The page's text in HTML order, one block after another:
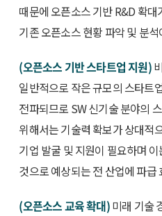
때문에 오픈소스 기반 R&D 확
기존 오픈소스 현황 파악 및 분
(오픈소스 기반 스타트업 지원)
일반적으로 작은 규모의 스타트
전파되므로 SW 신기술 분야의
위해서는 기술력 확보가 상대적
기업 발굴 및 지원이 필요하며
것으로 예상되는 전 산업에 파급
(오픈소스 교육 확대)미래 기술